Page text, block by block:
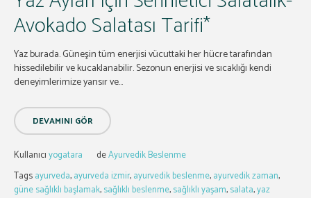
Avokado Salatası Tarifi*
Yaz burada. Güneşin tüm enerjisi vücuttaki her hücre tarafından
hissedilebilir ve kucaklanabilir. Sezonun enerjisi ve sıcaklığı kendi
deneyimlerimize yansır ve...
DEVAMINI GÖR
Kullanıcıyogatara deAyurvedik Beslenme
Tagsayurveda,ayurveda izmir,ayurvedik beslenme,ayurvedik zaman,
güne sağlıklı başlamak,sağlıklı beslenme,sağlıklı yaşam,salata,yaz